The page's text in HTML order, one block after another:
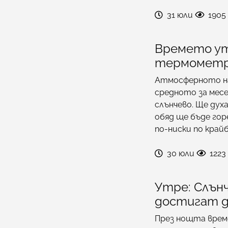
31 юли 1905
Времето
Атмосферното
средното за
слънчево. Ще
обяд ще бъде
по-ниски по
30 юли 1223
Утре:
достигат
През нощта